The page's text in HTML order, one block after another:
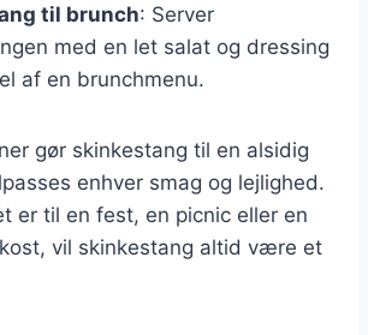
til brunch: Server
med en let salat og dressing
af en brunchmenu.
gør skinkestang til en alsidig
enhver smag og lejlighed.
er til en fest, en picnic eller en
vil skinkestang altid være et